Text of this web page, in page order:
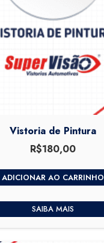
Vistoria de Pintura
R$180,00
ADICIONAR AO CARRINHO
SAIBA MAIS